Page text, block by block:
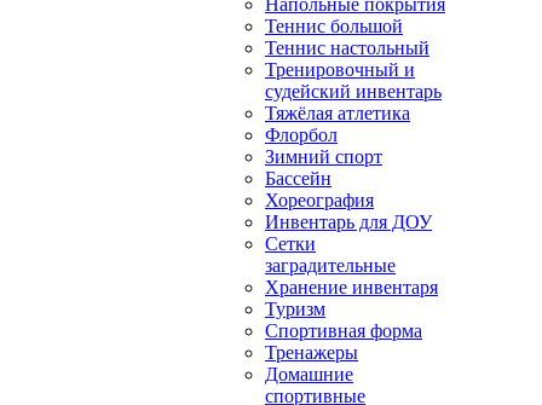
Напольные покрытия
Теннис большой
Теннис настольный
Тренировочный и
судейский инвентарь
Тяжёлая атлетика
Флорбол
Зимний спорт
Бассейн
Хореография
Инвентарь для ДОУ
Сетки
заградительные
Хранение инвентаря
Туризм
Спортивная форма
Тренажеры
Домашние
спортивные